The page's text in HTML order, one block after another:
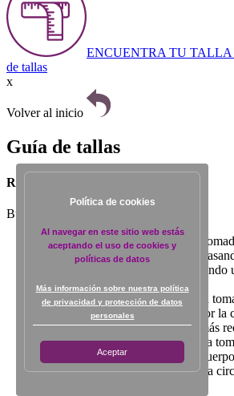
ENCUENTRA TU TALLA
de tallas
x
Volver al inicio
Guía de tallas
Ropa exterior ¿Cómo medirme?
Busca tu talla de acuerdo a tus medidas:
A. Contorno de busto:medida
sin holgura rodeando el cuerpo,
saliente del busto y espalda
más recta posible.
B. Contorno de cintura:medida
sin holgura rodeando el cuerpo por la
formando una circunferencia lo más
C. Contorno de caderas:medida
métrica sin holgura rodeando el
saliente de la cadera formando una
Política de cookies
Al navegar en este sitio web estás
aceptando el uso de cookies y
políticas de datos
Más información sobre nuestra política
de privacidad y protección de datos
personales
Aceptar